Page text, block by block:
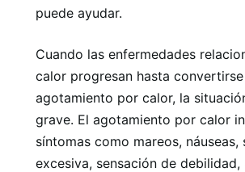
puede ayudar.
Cuando las enfermedades
calor progresan hasta
agotamiento por calor, la
grave. El agotamiento por calor
síntomas como mareos, náuseas,
excesiva, sensación de